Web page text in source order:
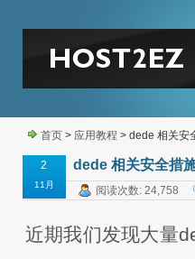
首页 > 应用教程 > dede 相关安
2
11月
dede 相关安全措
阅读次数: 24,758
近期我们发现大量